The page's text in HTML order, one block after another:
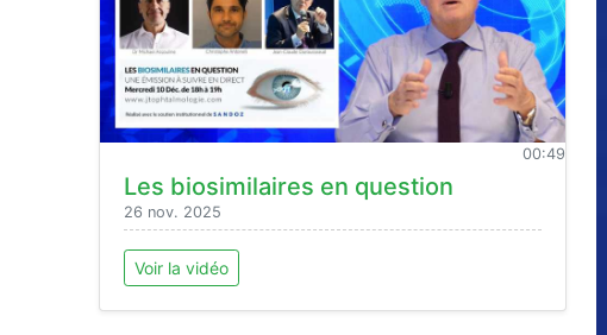
00:49
Les biosimilaires en question
26 nov. 2025
Voir la vidéo